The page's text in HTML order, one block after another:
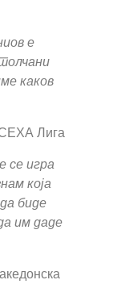
е
каков
Лига
се игра
која
биде
им даде